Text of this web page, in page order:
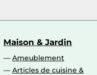
Maison & Jardin
Ameublement
Articles de cuisine &